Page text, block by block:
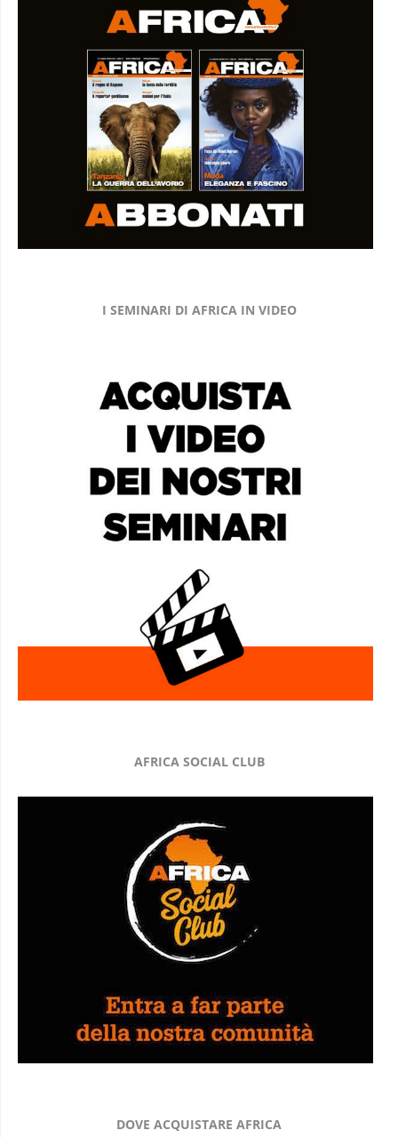
I SEMINARI DI AFRICA IN VIDEO
AFRICA SOCIAL CLUB
DOVE ACQUISTARE AFRICA